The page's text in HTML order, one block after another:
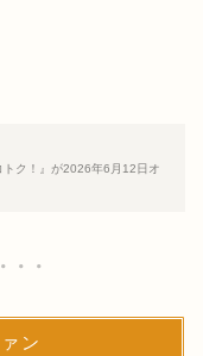
トク！』が2026年6月12日オ
ン